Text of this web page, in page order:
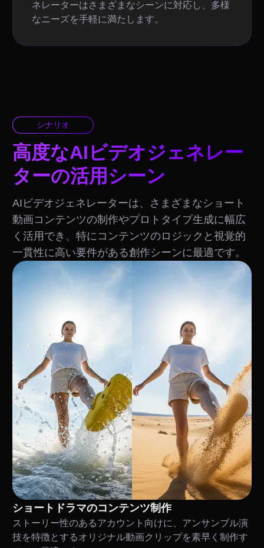
ネレーターはさまざまなシーンに対応し、多様
なニーズを手軽に満たします。
シナリオ
高度なAIビデオジェネレー
ターの活用シーン
AIビデオジェネレーターは、さまざまなショート
動画コンテンツの制作やプロトタイプ生成に幅広
く活用でき、特にコンテンツのロジックと視覚的
一貫性に高い要件がある創作シーンに最適です。
ショートドラマのコンテンツ制作
ストーリー性のあるアカウント向けに、アンサンブル演
技を特徴とするオリジナル動画クリップを素早く制作す